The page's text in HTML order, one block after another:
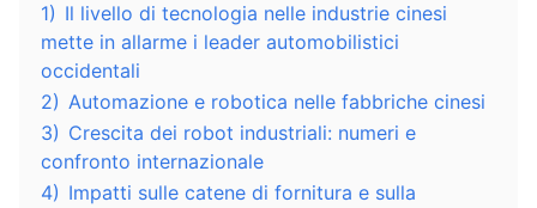
1) Il livello di tecnologia nelle industrie cinesi
mette in allarme i leader automobilistici
occidentali
2) Automazione e robotica nelle fabbriche cinesi
3) Crescita dei robot industriali: numeri e
confronto internazionale
4) Impatti sulle catene di fornitura e sulla